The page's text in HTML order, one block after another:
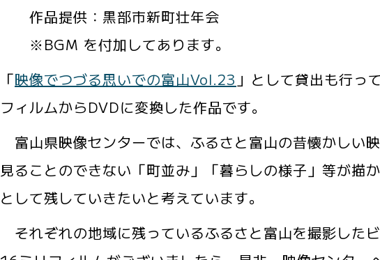
作品提供：黒部市新町壮年会
※BGM を付加してあります。
「映像でつづる思いでの富山Vol.23 」として貸出も行っ
フィルムからDVDに変換した作品です。
富山県映像センターでは、ふるさと富山の昔懐かしい
見ることのできない「町並み」「暮らしの様子」等が描
として残していきたいと考えています。
それぞれの地域に残っているふるさと富山を撮影した